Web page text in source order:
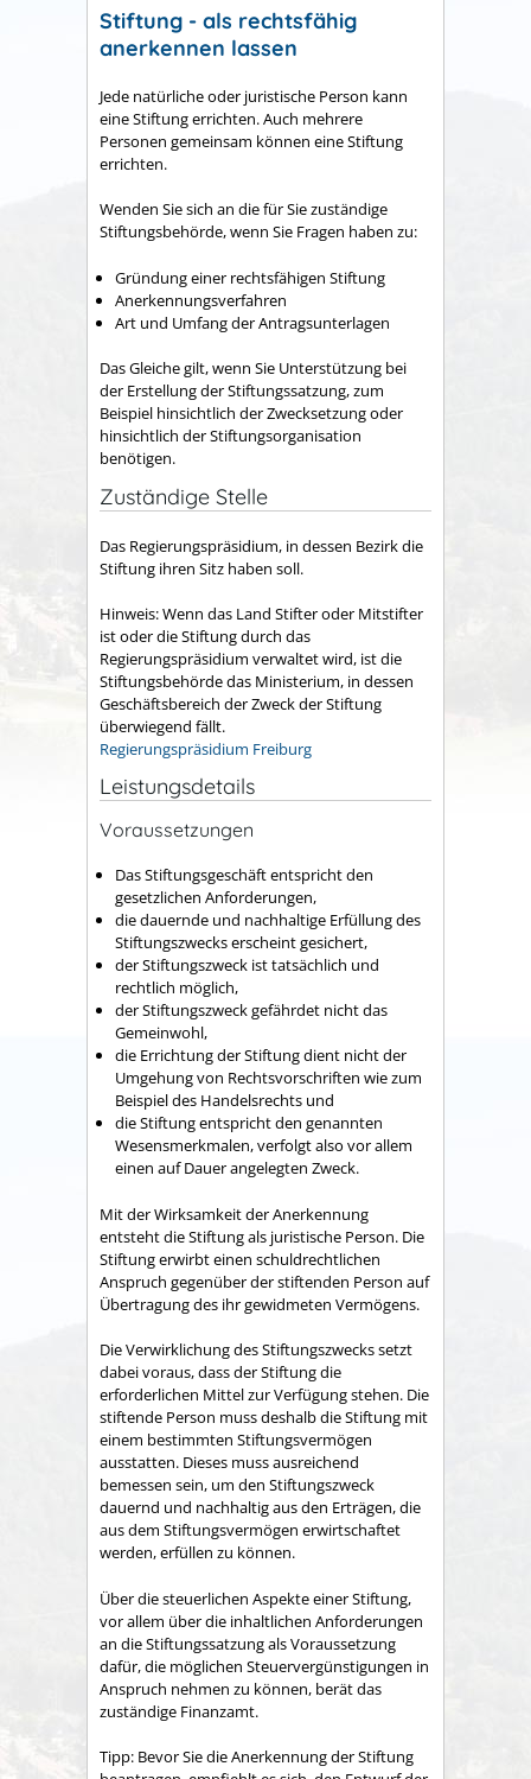
Stiftung - als rechtsfähig
anerkennen lassen
Jede natürliche oder juristische Person kann
eine Stiftung errichten.Auch mehrere
Personen gemeinsam können eine Stiftung
errichten.
Wenden Sie sich an die für Sie zuständige
Stiftungsbehörde, wenn Sie Fragen haben zu:
Gründung einer rechtsfähigen Stiftung
Anerkennungsverfahren
Art und Umfang der Antragsunterlagen
Das Gleiche gilt, wenn Sie Unterstützung bei
der Erstellung der Stiftungssatzung, zum
Beispiel hinsichtlich der Zwecksetzung oder
hinsichtlich der Stiftungsorganisation
benötigen.
Zuständige Stelle
Das Regierungspräsidium, in dessen Bezirk die
Stiftung ihren Sitz haben soll.
Hinweis: Wenn das Land Stifter oder Mitstifter
ist oder die Stiftung durch das
Regierungspräsidium verwaltet wird, ist die
Stiftungsbehörde das Ministerium, in dessen
Geschäftsbereich der Zweck der Stiftung
überwiegend fällt.
Regierungspräsidium Freiburg
Leistungsdetails
Voraussetzungen
Das Stiftungsgeschäft entspricht den
gesetzlichen Anforderungen,
die dauernde und nachhaltige Erfüllung des
Stiftungszwecks erscheint gesichert,
der Stiftungszweck ist tatsächlich und
rechtlich möglich,
der Stiftungszweck gefährdet nicht das
Gemeinwohl,
die Errichtung der Stiftung dient nicht der
Umgehung von Rechtsvorschriften wie zum
Beispiel des Handelsrechts und
die Stiftung entspricht den genannten
Wesensmerkmalen, verfolgt also vor allem
einen auf Dauer angelegten Zweck.
Mit der Wirksamkeit der Anerkennung
entsteht die Stiftung als juristische Person. Die
Stiftung erwirbt einen schuldrechtlichen
Anspruch gegenüber der stiftenden Person auf
Übertragung des ihr gewidmeten Vermögens.
Die Verwirklichung des Stiftungszwecks setzt
dabei voraus, dass der Stiftung die
erforderlichen Mittel zur Verfügung stehen. Die
stiftende Person muss deshalb die Stiftung mit
einem bestimmten Stiftungsvermögen
ausstatten. Dieses muss ausreichend
bemessen sein, um den Stiftungszweck
dauernd und nachhaltig aus den Erträgen, die
aus dem Stiftungsvermögen erwirtschaftet
werden, erfüllen zu können.
Über die steuerlichen Aspekte einer Stiftung,
vor allem über die inhaltlichen Anforderungen
an die Stiftungssatzung als Voraussetzung
dafür, die möglichen Steuervergünstigungen in
Anspruch nehmen zu können, berät das
zuständige Finanzamt.
Tipp: Bevor Sie die Anerkennung der Stiftung